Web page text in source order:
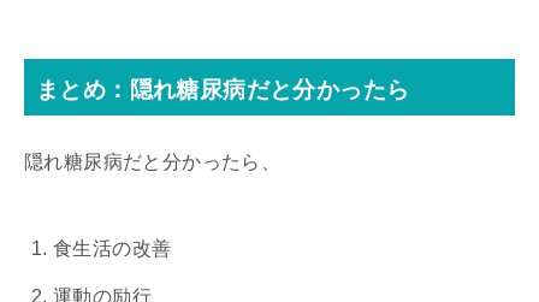
まとめ：隠れ糖尿病だと分かったら
隠れ糖尿病だと分かったら、
食生活の改善
運動の励行